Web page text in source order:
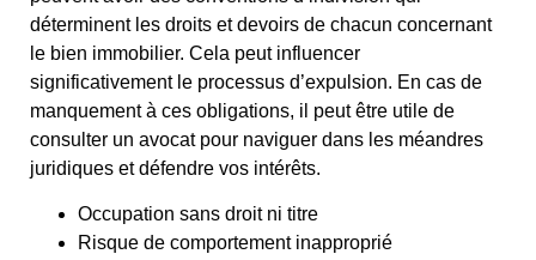
déterminent les droits et devoirs de chacun concernant
le bien immobilier. Cela peut influencer
significativement le processus d’expulsion. En cas de
manquement à ces obligations, il peut être utile de
consulter un avocat pour naviguer dans les méandres
juridiques et défendre vos intérêts.
Occupation sans droit ni titre
Risque de comportement inapproprié